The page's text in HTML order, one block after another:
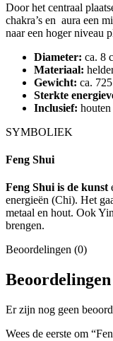
Door het centraal
chakra’s en aura een
naar een hoger niveau
Diameter: ca. 8
Materiaal:
Gewicht: ca.
Sterkte
Inclusief:
SYMBOLIEK
Feng Shui
Feng Shui is de kunst
energieën (Chi). Het
metaal en hout. Ook
brengen.
Beoordelingen (0)
Beoordelingen
Er zijn nog geen
Wees de eerste om